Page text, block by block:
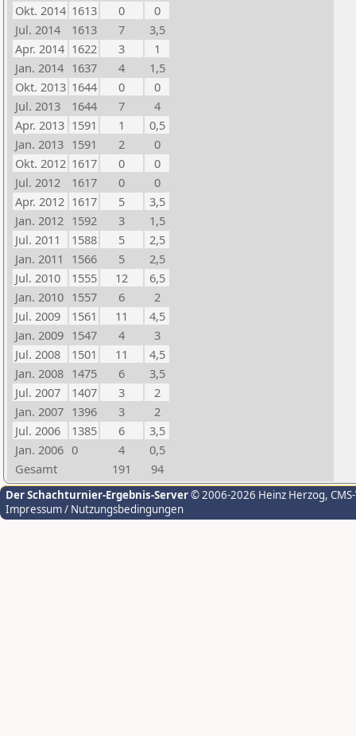
Okt. 2014 1613 0
0
Jul. 2014
1613 7
3,5
Apr. 2014 1622 3
1
Jan. 2014 1637 4
1,5
Okt. 2013 1644 0
0
Jul. 2013
1644 7
4
Apr. 2013 1591 1
0,5
Jan. 2013 1591 2
0
Okt. 2012 1617 0
0
Jul. 2012
1617 0
0
Apr. 2012 1617 5
3,5
Jan. 2012 1592 3
1,5
Jul. 2011
1588 5
2,5
Jan. 2011
1566 5
2,5
Jul. 2010
1555 12
6,5
Jan. 2010 1557 6
2
Jul. 2009
1561 11
4,5
Jan. 2009 1547 4
3
Jul. 2008
1501 11
4,5
Jan. 2008 1475 6
3,5
Jul. 2007
1407 3
2
Jan. 2007 1396 3
2
Jul. 2006
1385 6
3,5
Jan. 2006 0 4
0,5
Gesamt
191 94
Der Schachturnier-Ergebnis-Server© 2006-2026 Heinz Herzog,
Impressum / Nutzungsbedingungen